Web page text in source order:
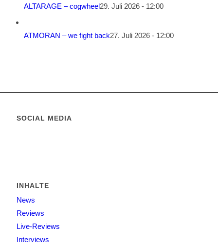
ALTARAGE – cogwheel29. Juli 2026 - 12:00
ATMORAN – we fight back27. Juli 2026 - 12:00
SOCIAL MEDIA
INHALTE
News
Reviews
Live-Reviews
Interviews